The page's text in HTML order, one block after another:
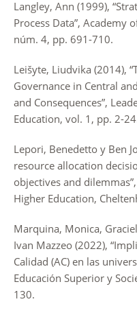
Langley, Ann (1999),
Process Data”, Academy
núm. 4, pp. 691-710.
Leišyte, Liudvika (2014),
Governance in Central
and Consequences”,
Education, vol. 1, pp. 2-
Lepori, Benedetto y Ben
resource allocation
objectives and
Higher Education,
Marquina, Monica,
Ivan Mazzeo (2022),
Calidad (AC) en las
Educación Superior y
130.